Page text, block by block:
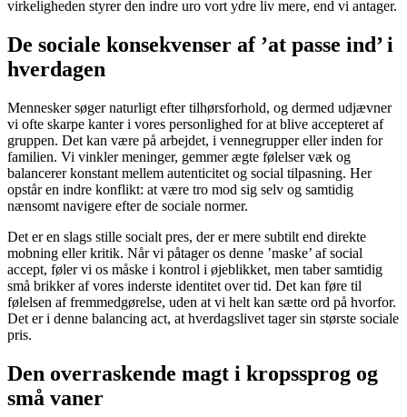
virkeligheden styrer den indre uro vort ydre liv mere, end vi antager.
De sociale konsekvenser af ’at passe ind’ i
hverdagen
Mennesker søger naturligt efter tilhørsforhold, og dermed udjævner
vi ofte skarpe kanter i vores personlighed for at blive accepteret af
gruppen. Det kan være på arbejdet, i vennegrupper eller inden for
familien. Vi vinkler meninger, gemmer ægte følelser væk og
balancerer konstant mellem autenticitet og social tilpasning. Her
opstår en indre konflikt: at være tro mod sig selv og samtidig
nænsomt navigere efter de sociale normer.
Det er en slags stille socialt pres, der er mere subtilt end direkte
mobning eller kritik. Når vi påtager os denne ’maske’ af social
accept, føler vi os måske i kontrol i øjeblikket, men taber samtidig
små brikker af vores inderste identitet over tid. Det kan føre til
følelsen af fremmedgørelse, uden at vi helt kan sætte ord på hvorfor.
Det er i denne balancing act, at hverdagslivet tager sin største sociale
pris.
Den overraskende magt i kropssprog og
små vaner